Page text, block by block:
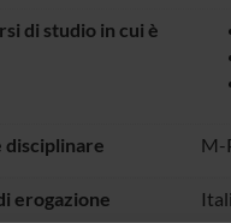
di studio in cui è
disciplinare M-
erogazione